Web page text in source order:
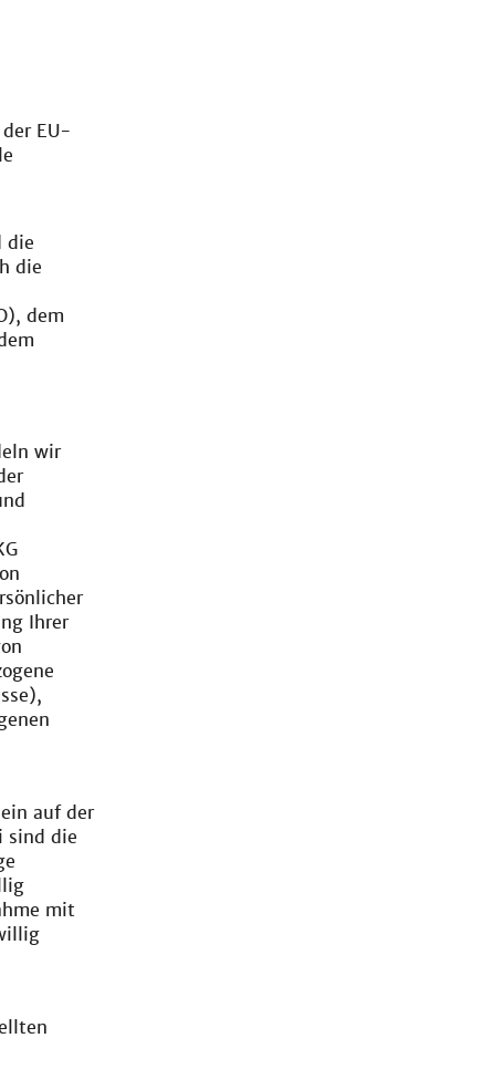
EU-
die
die
dem
wir
Ihrer
auf der
sind die
mit